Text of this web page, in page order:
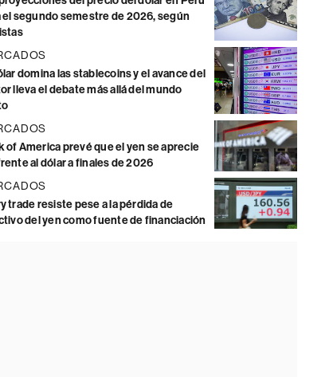
el segundo semestre de 2026, según
domina las stablecoins y el avance del
lleva el debate más allá del mundo
of America prevé que el yen se aprecie
al dólar a finales de 2026
trade resiste pese a la pérdida de
del yen como fuente de financiación